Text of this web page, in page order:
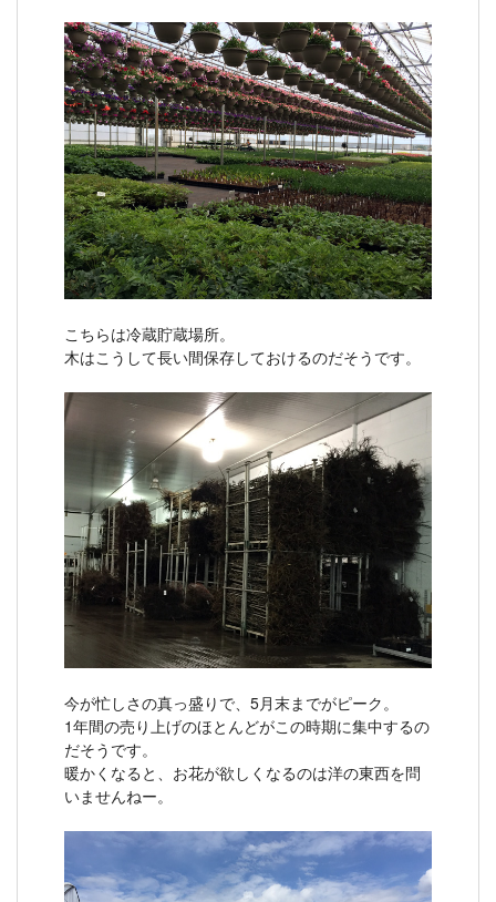
こちらは冷蔵貯蔵場所。
木はこうして長い間保存しておけるのだそうです。
今が忙しさの真っ盛りで、5月末までがピーク。
1年間の売り上げのほとんどがこの時期に集中するの
だそうです。
暖かくなると、お花が欲しくなるのは洋の東西を問
いませんねー。